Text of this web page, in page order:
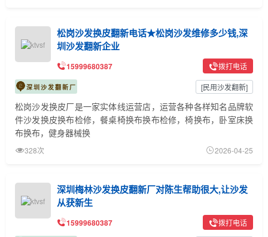
松岗沙发换皮翻新电话★松岗沙发维修多少钱,深
圳沙发翻新企业
15999680387 拨打电话
深圳沙发翻新厂 [民用沙发翻新]
松岗沙发换皮厂是一家实体线运营店，运营各种各样知名品牌软
件沙发换皮换布检修，餐桌椅换布换布检修，椅换布，卧室床换
布换布，健身器械换
328次 2026-04-25
深圳梅林沙发换皮翻新厂对陈生帮助很大,让沙发
从获新生
15999680387 拨打电话